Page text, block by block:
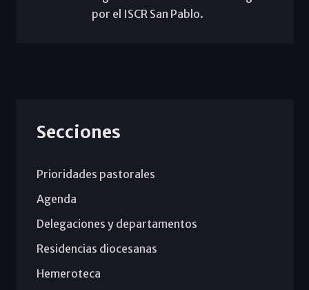
por el ISCR San Pablo.
Secciones
Prioridades pastorales
Agenda
Delegaciones y departamentos
Residencias diocesanas
Hemeroteca